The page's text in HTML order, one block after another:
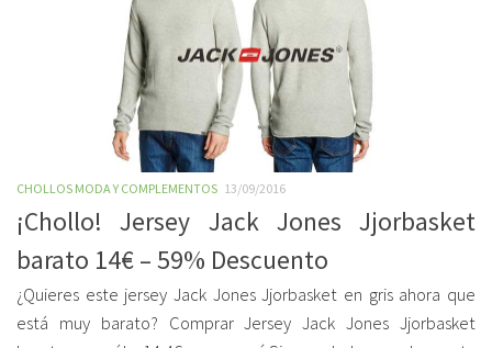
CHOLLOS MODA Y COMPLEMENTOS 13/09/2016
¡Chollo! Jersey Jack Jones Jjorbasket
barato 14€ – 59% Descuento
¿Quieres este jersey Jack Jones Jjorbasket en gris ahora que
está muy barato? Comprar Jersey Jack Jones Jjorbasket